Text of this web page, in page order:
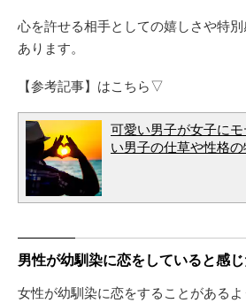
心を許せる相手としての嬉しさや特
あります。
【参考記事】はこちら▽
可愛い男子が女子に
い男子の仕草や性格
男性が幼馴染に恋をしていると感
女性が幼馴染に恋をすることがある